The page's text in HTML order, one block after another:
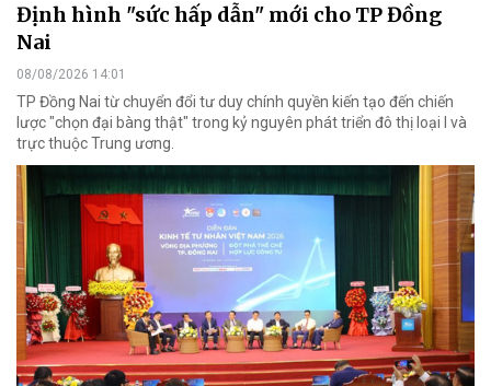
Định hình "sức hấp dẫn" mới cho TP Đồng
Nai
08/08/2026 14:01
TP Đồng Nai từ chuyển đổi tư duy chính quyền kiến tạo đến chiến
lược "chọn đại bàng thật" trong kỷ nguyên phát triển đô thị loại I và
trực thuộc Trung ương.